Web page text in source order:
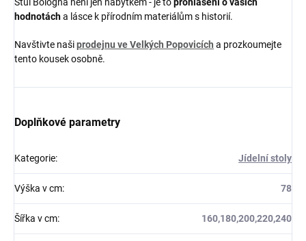
hodnotácha lásce k přírodním materiálům s historií.
Navštivte našiprodejnu ve Velkých Popovicích a prozkoumejte
tento kousek osobně.
Doplňkové parametry
Kategorie: Jídelní stoly
Výška v cm: 78
Šířka v cm: 160,180,200,220,240